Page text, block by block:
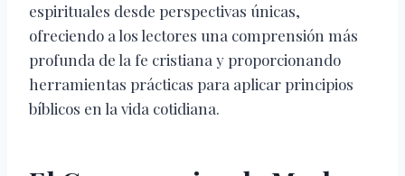
espirituales desde perspectivas únicas,
ofreciendo a los lectores una comprensión más
profunda de la fe cristiana y proporcionando
herramientas prácticas para aplicar principios
bíblicos en la vida cotidiana.